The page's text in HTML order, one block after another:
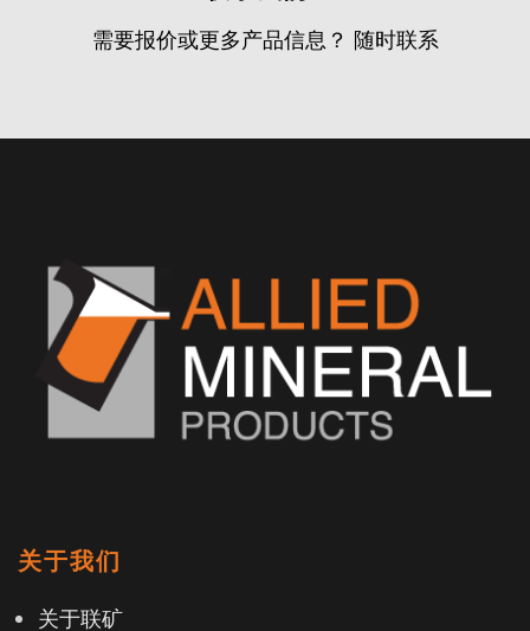
需要报价或更多产品信息？ 随时联系
关于我们
关于联矿